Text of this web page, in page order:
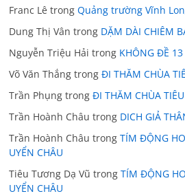
Franc Lê trongQuảng trường Vĩnh
Dung Thị Vân trong DẶM DÀI CHIÊM
Nguyễn Triệu Hải trong KHÔNG ĐỀ 13
Võ Văn Thắng trongĐI THĂM CHÙA
Trần Phụng trongĐI THĂM CHÙA TIÊU
Trần Hoành Châu trong DICH GIẢ
Trần Hoành Châu trongTÍM ĐỘNG
UYỂN CHÂU
Tiêu Tương Dạ Vũ trongTÍM ĐỘNG
UYỂN CHÂU